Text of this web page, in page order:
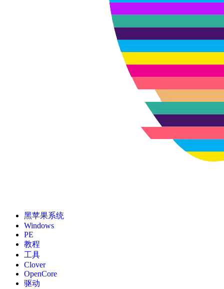
黑苹果系统
Windows
PE
教程
工具
Clover
OpenCore
驱动